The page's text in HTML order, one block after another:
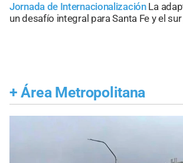
Jornada de Internacionalización La
un desafío integral para Santa Fe y el
+ Área Metropolitana